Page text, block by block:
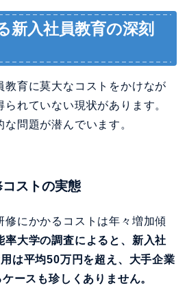
新入社員教育の深刻
教育に莫大なコストをかけなが
れていない現状があります。
問題が潜んでいます。
ストの実態
修にかかるコストは年々増加傾
率大学の調査によると、新入社
は平均50万円を超え、大手企業
ースも珍しくありません。